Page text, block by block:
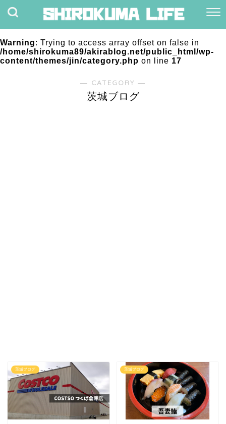
Warning: Trying to access array offset on false in
/home/shirokuma89/akirablog.net/public_html/wp-
content/themes/jin/category.php on line 17
― CATEGORY ―
茨城ブログ
茨城ブログ 茨城ブログ